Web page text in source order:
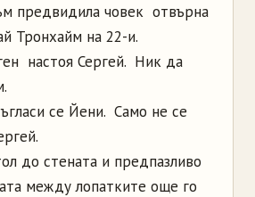
предвидила човек ­ отвърна
Тронхайм на 22-и.
настоя Сергей. ­ Ник да
се Йени. ­ Само не се
до стената и предпазливо
между лопатките още го